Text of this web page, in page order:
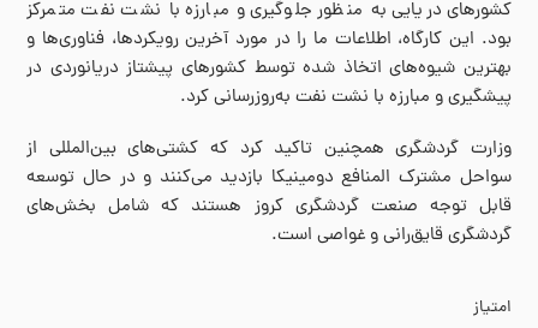
کشورهای دریایی به منظور جلوگیری و مبارزه با نشت نفت متمرکز
بود. این کارگاه، اطلاعات ما را در مورد آخرین رویکردها، فناوری‌ها و
بهترین شیوه‌های اتخاذ شده توسط کشورهای پیشتاز دریانوردی در
پیشگیری و مبارزه با نشت نفت به‌روزرسانی کرد.
وزارت گردشگری همچنین تاکید کرد که کشتی‌های بین‌المللی از
سواحل مشترک المنافع دومینیکا بازدید می‌کنند و در حال توسعه
قابل توجه صنعت گردشگری کروز هستند که شامل بخش‌های
گردشگری قایق‌رانی و غواصی است.
امتیاز